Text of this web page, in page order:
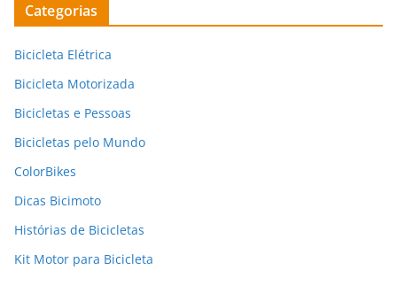
Categorias
Bicicleta Elétrica
Bicicleta Motorizada
Bicicletas e Pessoas
Bicicletas pelo Mundo
ColorBikes
Dicas Bicimoto
Histórias de Bicicletas
Kit Motor para Bicicleta